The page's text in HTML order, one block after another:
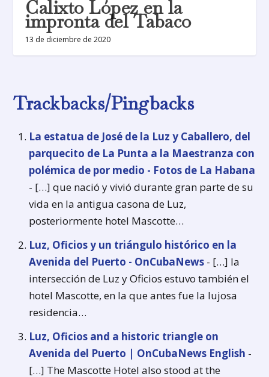
Calixto López en la
impronta del Tabaco
13 de diciembre de 2020
Trackbacks/Pingbacks
La estatua de José de la Luz y Caballero, del
parquecito de La Punta a la Maestranza con
polémica de por medio - Fotos de La Habana
- […] que nació y vivió durante gran parte de su
vida en la antigua casona de Luz,
posteriormente hotel Mascotte…
Luz, Oficios y un triángulo histórico en la
Avenida del Puerto - OnCubaNews- […] la
intersección de Luz y Oficios estuvo también el
hotel Mascotte, en la que antes fue la lujosa
residencia…
Luz, Oficios and a historic triangle on
Avenida del Puerto | OnCubaNews English -
[…] The Mascotte Hotel also stood at the